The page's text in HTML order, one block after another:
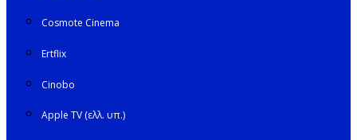
Cosmote Cinema
Ertflix
Cinobo
Apple TV (ελλ. υπ.)